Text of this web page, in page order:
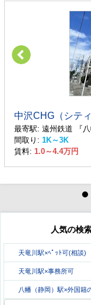
中沢CHG（シテ
最寄駅: 遠州鉄道 『
間取り: 1K～3K
賃料: 1.0～4.4万円
人気の検
天竜川駅×ﾍﾟｯﾄ可(相談)
天竜川駅×事務所可
八幡（静岡）駅×外国籍